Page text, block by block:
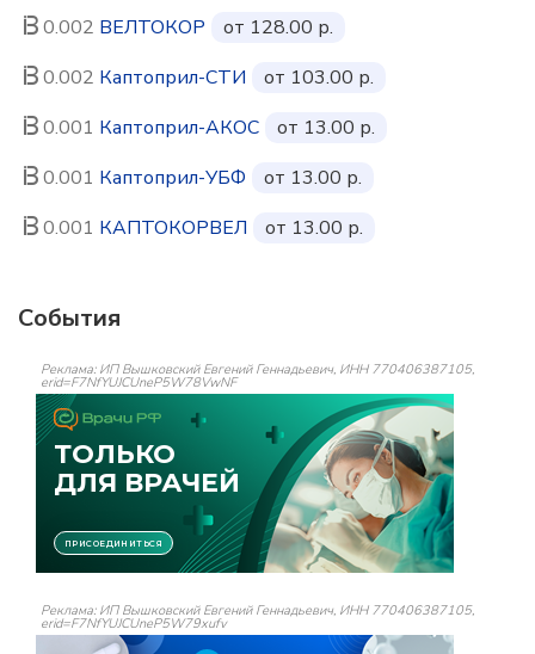
0.002 ВЕЛТОКОР
от 128.00 р.
0.002 Каптоприл-СТИ
от 103.00 р.
0.001 Каптоприл-АКОС
от 13.00 р.
0.001 Каптоприл-УБФ
от 13.00 р.
0.001 КАПТОКОРВЕЛ от 13.00 р.
События
Реклама: ИП Вышковский Евгений Геннадьевич, ИНН 770406387105,
erid=F7NfYUJCUneP5W78VwNF
Реклама: ИП Вышковский Евгений Геннадьевич, ИНН 770406387105,
erid=F7NfYUJCUneP5W79xufv